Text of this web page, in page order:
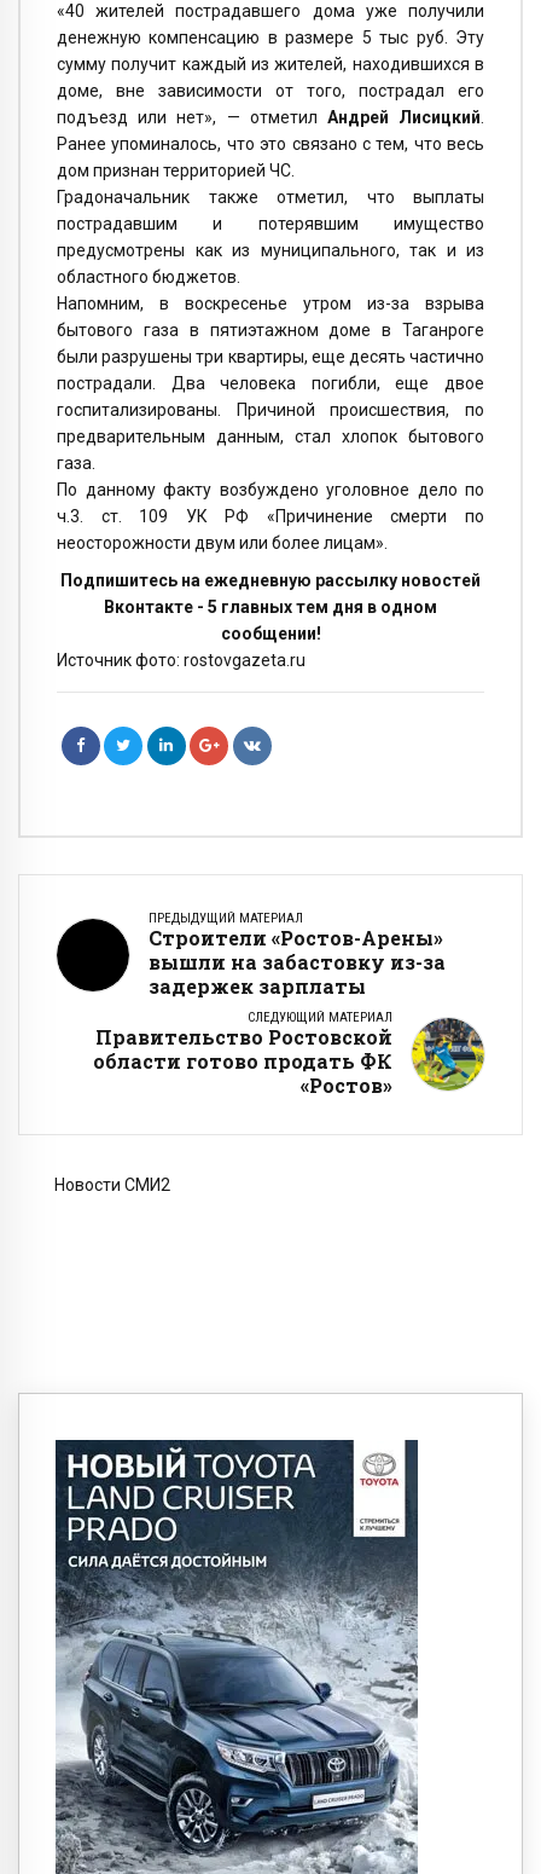
«40 жителей пострадавшего дома уже получили
денежную компенсацию в размере 5 тыс руб. Эту
сумму получит каждый из жителей, находившихся в
доме, вне зависимости от того, пострадал его
подъезд или нет», — отметил Андрей Лисицкий.
Ранее упоминалось, что это связано с тем, что весь
дом признан территорией ЧС.
Градоначальник также отметил, что выплаты
пострадавшим и потерявшим имущество
предусмотрены как из муниципального, так и из
областного бюджетов.
Напомним, в воскресенье утром из-за взрыва
бытового газа в пятиэтажном доме в Таганроге
были разрушены три квартиры, еще десять частично
пострадали. Два человека погибли, еще двое
госпитализированы. Причиной происшествия, по
предварительным данным, стал хлопок бытового
газа.
По данному факту возбуждено уголовное дело по
ч.3. ст. 109 УК РФ «Причинение смерти по
неосторожности двум или более лицам».
Подпишитесь на ежедневную рассылку новостей
Вконтакте - 5 главных тем дня в одном
сообщении!
Источник фото: rostovgazeta.ru
ПРЕДЫДУЩИЙ МАТЕРИАЛ
Строители «Ростов-Арены»
вышли на забастовку из-за
задержек зарплаты
СЛЕДУЮЩИЙ МАТЕРИАЛ
Правительство Ростовской
области готово продать ФК
«Ростов»
Новости СМИ2